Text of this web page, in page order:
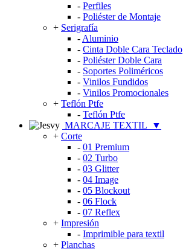
- Perfiles
- Poliéster de Montaje
+ Serigrafía
- Aluminio
- Cinta Doble Cara Teclado
- Poliéster Doble Cara
- Soportes Poliméricos
- Vinilos Fundidos
- Vinilos Promocionales
+ Teflón Ptfe
- Teflón Ptfe
MARCAJE TEXTIL
▼
+ Corte
- 01 Premium
- 02 Turbo
- 03 Glitter
- 04 Image
- 05 Blockout
- 06 Flock
- 07 Reflex
+ Impresión
- Imprimible para textil
+ Planchas